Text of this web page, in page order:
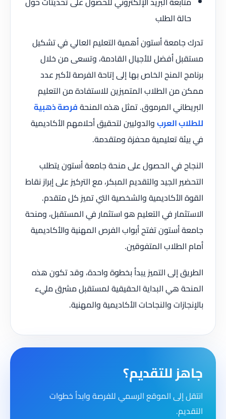
حالة الطلب
تدرك جامعة أستون أهمية التعليم العالي في تشكيل
مستقبل أفضل للأجيال القادمة، وتسعى من خلال
برنامج المنح الخاص بها إلى إتاحة الفرصة لأكبر عدد
ممكن من الطلاب المتميزين للاستفادة من التعليم
البريطاني المرموق. تمثل هذه المنحةفرصة ذهبية
للطلاب العربوالدوليين لتحقيق أحلامهم الأكاديمية
في بيئة تعليمية محفزة ومتقدمة.
النجاح في الحصول على منحة جامعة أستون يتطلب
التحضير الجيد والتقديم المبكر، مع التركيز على إبراز نقاط
القوة الأكاديمية والشخصية التي تميز كل متقدم.
الاستثمار في التعليم هو استثمار في المستقبل، ومنحة
جامعة أستون تفتح أبواب الفرص المهنية والأكاديمية
أمام الطلاب المتفوقين.
الطريق إلى التميز يبدأ بخطوة واحدة، وقد تكون هذه
المنحة هي البداية الحقيقية لمستقبل مشرق مليء
بالإنجازات والنجاحات الأكاديمية والمهنية.
جاهز للتقديم؟
انتقل إلى الموقع الرسمي للفرصة وابدأ خطوات
التقديم.